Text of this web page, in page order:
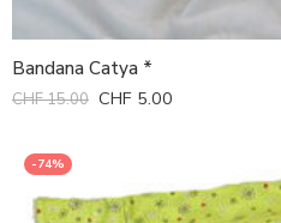
Bandana Catya *
CHF15.00 CHF 5.00
-74%